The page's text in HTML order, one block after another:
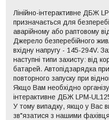
Лінійно-інтерактивне ДБЖ
призначається для
аварійному або раптовому
Джерело безперебійного
вхідну напругу - 145-294V.
наступні типи захисту: від
батарей. Автопідзарядка
повторного запуску при
Якщо Вам необхідно
інтерактивне ДБЖ LPM-
У тому випадку, якщо у Вас
зв"язатися з нашими